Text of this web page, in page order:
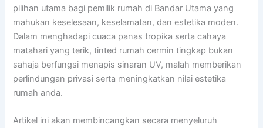
pilihan utama bagi pemilik rumah di Bandar Utama yang
mahukan keselesaan, keselamatan, dan estetika moden.
Dalam menghadapi cuaca panas tropika serta cahaya
matahari yang terik, tinted rumah cermin tingkap bukan
sahaja berfungsi menapis sinaran UV, malah memberikan
perlindungan privasi serta meningkatkan nilai estetika
rumah anda.
Artikel ini akan membincangkan secara menyeluruh